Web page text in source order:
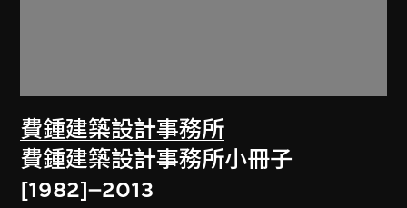
費鍾建築設計事務所
費鍾建築設計事務所小冊子
[1982]–2013